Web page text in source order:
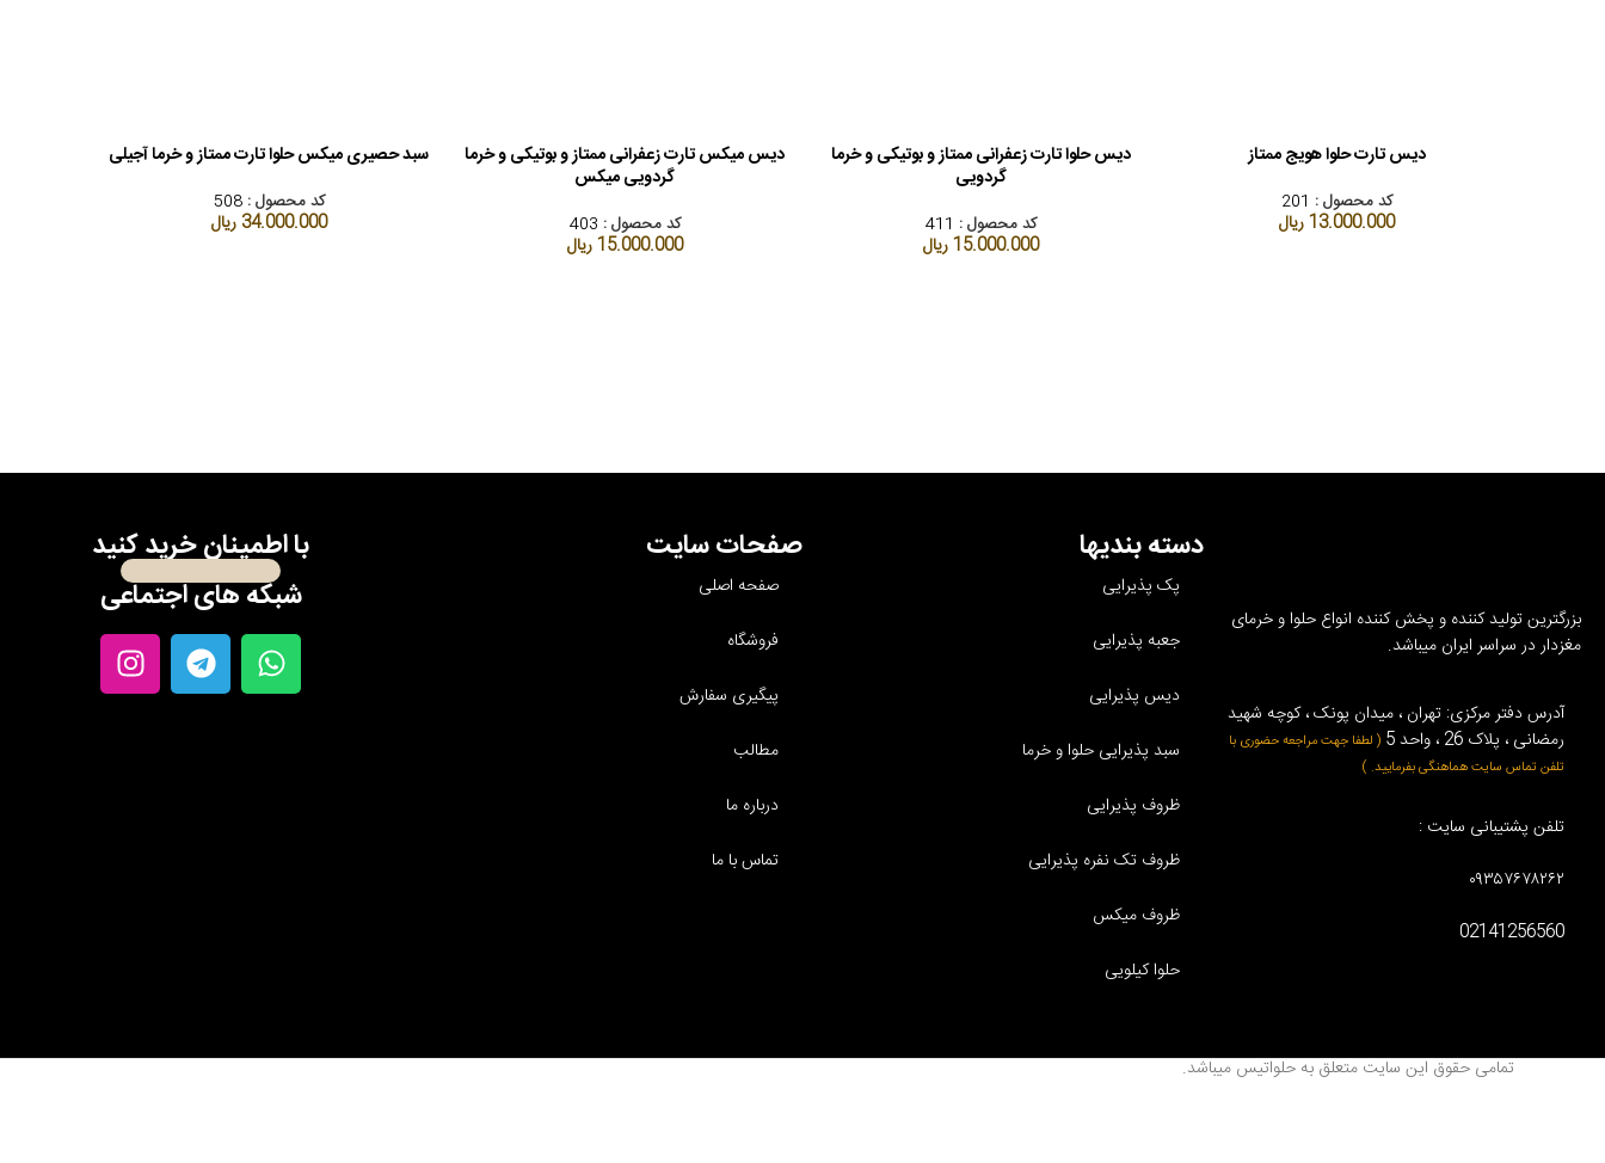
افزودن به سبد خریددیس تارت حلوا هویج ممتاز
کد محصول : 201
13.000.000ریال
افزودن به سبد خرید
دیس حلوا تارت زعفرانی ممتاز و بوتیکی و خرما
گردویی
کد محصول : 411
15.000.000ریال
افزودن به سبد خرید
دیس میکس تارت زعفرانی ممتاز و بوتیکی و خرما
گردویی میکس
کد محصول : 403
15.000.000ریال
افزودن به سبد خرید
سبد حصیری میکس حلوا تارت ممتاز و خرما آجیلی
کد محصول :508
34.000.000 ریال
بزرگترین تولید کننده و پخش کننده انواع حلوا و خرمای
مغزدار در سراسر ایران میباشد.
آدرس دفتر مرکزی: تهران ، میدان پونک ، کوچه شهید
رمضانی ، پلاک 26 ، واحد 5
( لطفا جهت مراجعه حضوری با
تلفن تماس سایت هماهنگی بفرمایید. )
تلفن پشتیبانی سایت :
۰۹۳۵۷۶۷۸۲۶۲
02141256560
دسته بندیها
پک پذیرایی
جعبه پذیرایی
دیس پذیرایی
سبد پذیرایی حلوا و خرما
ظروف پذیرایی
ظروف تک نفره پذیرایی
ظروف میکس
حلوا کیلویی
صفحات سایت
صفحه اصلی
فروشگاه
پیگیری سفارش
مطالب
درباره ما
تماس با ما
با اطمینان خرید کنید
شبکه های اجتماعی
تمامی حقوق این سایت متعلق به حلواتیس میباشد.